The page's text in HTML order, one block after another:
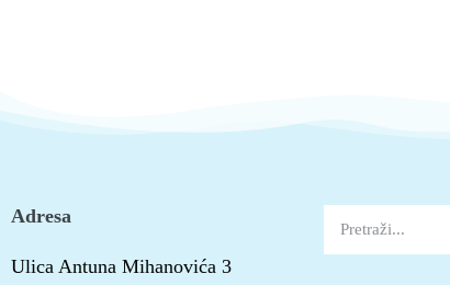
Adresa
Ulica Antuna Mihanovića 3